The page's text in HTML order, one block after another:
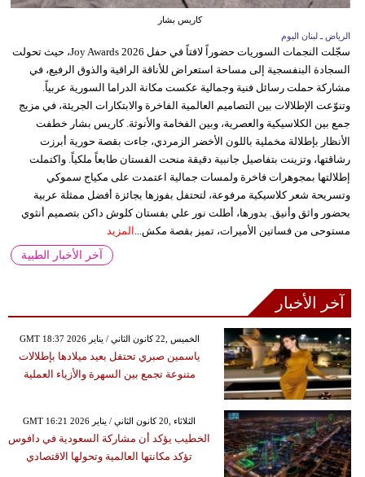
كاريس بشار
الرياض ـ لبنان اليوم
سجّلت النجمات السوريات حضوراً لافتاً في حفل Joy Awards 2026، حيث تحولت
السجادة البنفسجية إلى مساحة استعراض للأناقة الراقية والذوق الرفيع، في
مشاركة حملت رسائل فنية وجمالية عكست مكانة الدراما السورية عربياً.
وتنوّعت الإطلالات بين التصاميم العالمية الفاخرة والابتكارات الجريئة، في مزيج
جمع بين الكلاسيكية والعصرية، وبين الفخامة والأنوثة. كاريس بشار خطفت
الأنظار بإطلالة مخملية باللون الأخضر الزمردي، جاءت بقصة حورية أبرزت
رشاقتها، وتزينت بتفاصيل جانبية دقيقة منحت الفستان طابعاً ملكياً. واكتملت
إطلالتها بمجوهرات فاخرة ولمسات جمالية اعتمدت على مكياج سموكي
وتسريحة شعر كلاسيكية مرفوعة، لتحتفل بفوزها بجائزة أفضل ممثلة عربية
بحضور واثق وأنيق. بدورها، أطلت نور علي بفستان كلوش داكن بتصميم أنثوي
مستوحى من فساتين الأميرات، تميز بقصة مكش... المزيد
آخر الأخبار الطبية
آخر الأخبار
GMT 18:37 2026 الخميس ,22 كانون الثاني / يناير
ياسمين صبري تحتفل بعيد ميلادها بإطلالات
متنوعة تجمع بين السهرة والأزياء العملية
GMT 16:21 2026 الثلاثاء ,20 كانون الثاني / يناير
الخطيب يؤكد أن مشاركة السعودية في دافوس
تؤكد مكانتها العالمية وتحولها الاقتصادي